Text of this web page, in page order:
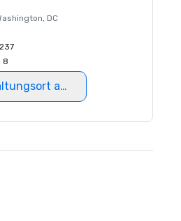
, DC
237
8
auswählen